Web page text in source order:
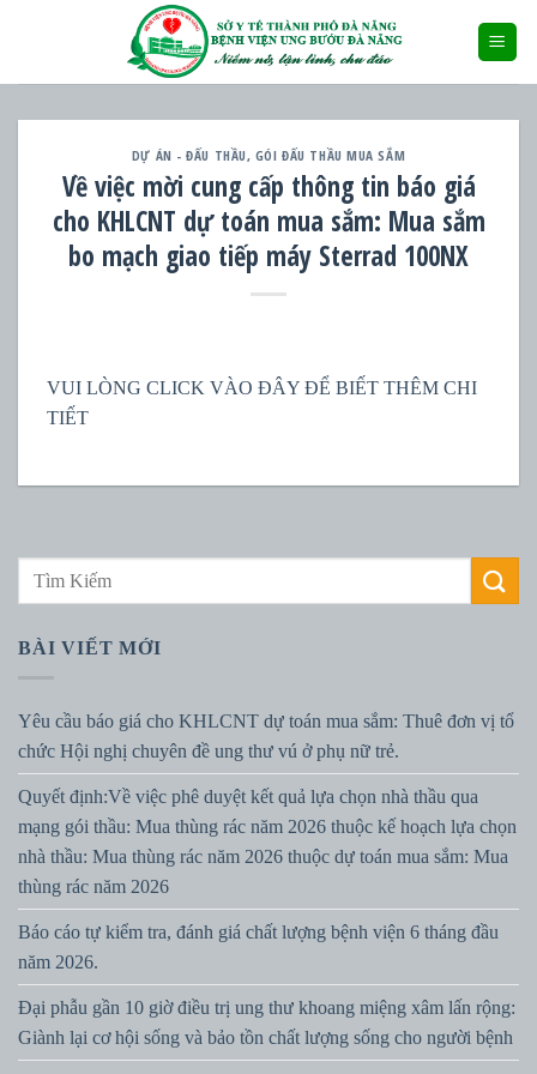
DỰ ÁN - ĐẤU THẦU, GÓI ĐẤU THẦU MUA SẮM
Về việc mời cung cấp thông tin báo giá
cho KHLCNT dự toán mua sắm: Mua sắm
bo mạch giao tiếp máy Sterrad 100NX
VUI LÒNG CLICK VÀO ĐÂY ĐỂ BIẾT THÊM CHI
TIẾT
BÀI VIẾT MỚI
Yêu cầu báo giá cho KHLCNT dự toán mua sắm: Thuê đơn vị tổ
chức Hội nghị chuyên đề ung thư vú ở phụ nữ trẻ.
Quyết định:Về việc phê duyệt kết quả lựa chọn nhà thầu qua
mạng gói thầu: Mua thùng rác năm 2026 thuộc kế hoạch lựa chọn
nhà thầu: Mua thùng rác năm 2026 thuộc dự toán mua sắm: Mua
thùng rác năm 2026
Báo cáo tự kiểm tra, đánh giá chất lượng bệnh viện 6 tháng đầu
năm 2026.
Đại phẫu gần 10 giờ điều trị ung thư khoang miệng xâm lấn rộng:
Giành lại cơ hội sống và bảo tồn chất lượng sống cho người bệnh